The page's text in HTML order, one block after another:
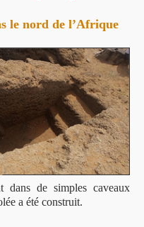
le nord de l’Afrique
dans de simples caveaux
a été construit.